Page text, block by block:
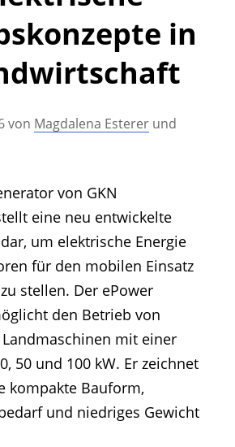
Redaktion
Archiv
in
von Magdalena Esterer und
von GKN
eine neu entwickelte
um elektrische Energie
für den mobilen Einsatz
stellen. Der ePower
den Betrieb von
mit einer
50 und 100 kW. Er zeichnet
kompakte Bauform,
und niedriges Gewicht